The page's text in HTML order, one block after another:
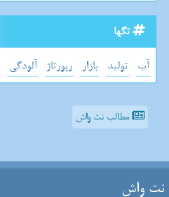
تگها
آب تولید بازار رپورتاژ آلودگی
مطالب نت واش
نت واش